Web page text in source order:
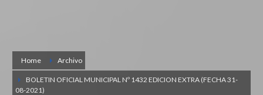
Home Archivo
BOLETIN OFICIAL MUNICIPAL Nº 1432 EDICION EXTRA (FECHA 31-
08-2021)